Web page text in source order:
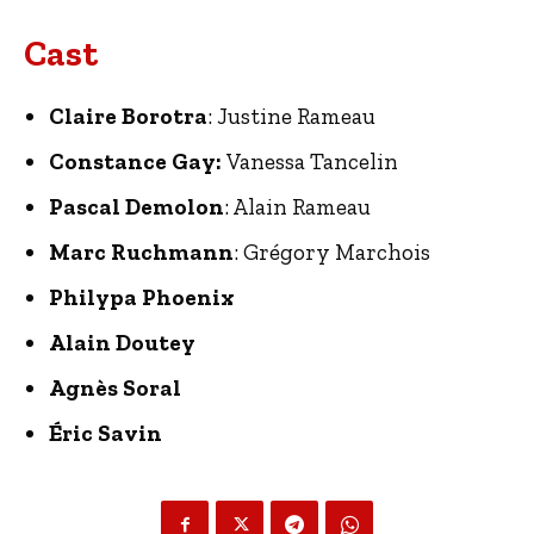
Cast
Claire Borotra: Justine Rameau
Constance Gay: Vanessa Tancelin
Pascal Demolon: Alain Rameau
Marc Ruchmann: Grégory Marchois
Philypa Phoenix
Alain Doutey
Agnès Soral
Éric Savin